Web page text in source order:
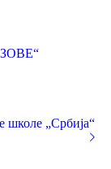
школе „Србија“